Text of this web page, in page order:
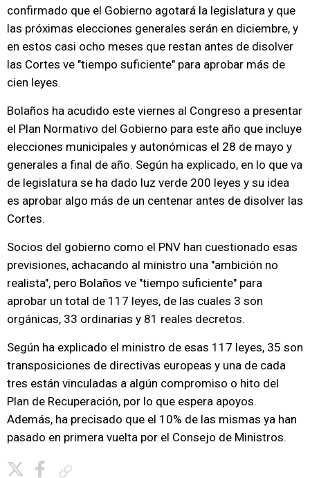
confirmado que el Gobierno agotará la legislatura y que
las próximas elecciones generales serán en diciembre, y
en estos casi ocho meses que restan antes de disolver
las Cortes ve "tiempo suficiente" para aprobar más de
cien leyes.
Bolaños ha acudido este viernes al Congreso a presentar
el Plan Normativo del Gobierno para este año que incluye
elecciones municipales y autonómicas el 28 de mayo y
generales a final de año. Según ha explicado, en lo que va
de legislatura se ha dado luz verde 200 leyes y su idea
es aprobar algo más de un centenar antes de disolver las
Cortes.
Socios del gobierno como el PNV han cuestionado esas
previsiones, achacando al ministro una "ambición no
realista", pero Bolaños ve "tiempo suficiente" para
aprobar un total de 117 leyes, de las cuales 3 son
orgánicas, 33 ordinarias y 81 reales decretos.
Según ha explicado el ministro de esas 117 leyes, 35 son
transposiciones de directivas europeas y una de cada
tres están vinculadas a algún compromiso o hito del
Plan de Recuperación, por lo que espera apoyos.
Además, ha precisado que el 10% de las mismas ya han
pasado en primera vuelta por el Consejo de Ministros.